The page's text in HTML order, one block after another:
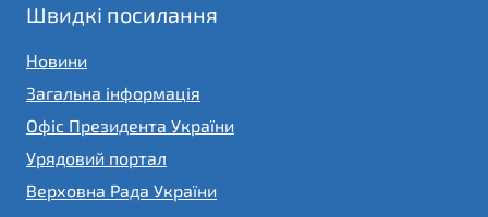
Швидкі посилання
Новини
Загальна інформація
Офіс Президента України
Урядовий портал
Верховна Рада України